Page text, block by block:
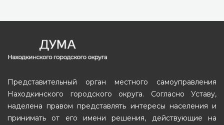
Представительный орган местного самоуправления
Находкинского городского округа. Согласно Уставу,
наделена правом представлять интересы населения и
принимать от его имени решения, действующие на